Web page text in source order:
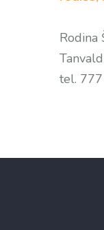
Rodina
Tanvald
tel.